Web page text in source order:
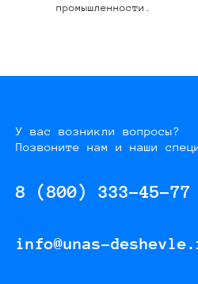
промышленности.
У вас возникли вопросы?
Позвоните нам и наши
8 (800) 333-45-77
info@unas-